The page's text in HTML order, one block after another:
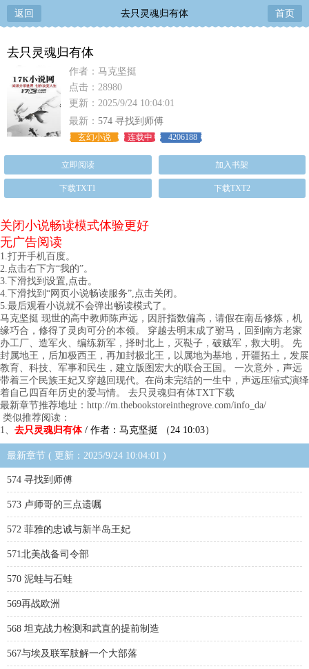
返回 去只灵魂归有体 首页
去只灵魂归有体
作者：马克坚挺
点击：28980
更新：2025/9/24 10:04:01
最新： 574 寻找到师傅
玄幻小说 连载中 4206188
立即阅读 加入书架
下载TXT1 下载TXT2
关闭小说畅读模式体验更好
无广告阅读
1.打开手机百度。
2.点击右下方“我的”。
3.下滑找到设置,点击。
4.下滑找到“网页小说畅读服务”,点击关闭。
5.最后观看小说就不会弹出畅读模式了。
马克坚挺 现世的高中教师陈声远，因肝指数偏高，请假在南岳修炼，机
缘巧合，修得了灵肉可分的本领。 穿越去明末成了驸马，回到南方老家
办工厂、造军火、编练新军，择时北上，灭鞑子，破贼军，救大明。 先
封属地王，后加极西王，再加封极北王，以属地为基地，开疆拓土，发展
教育、科技、军事和民生，建立版图宏大的联合王国。 一次意外，声远
带着三个民族王妃又穿越回现代。在尚未完结的一生中，声远压缩式演绎
着自己四百年历史的爱与情。 去只灵魂归有体TXT下载
最新章节推荐地址：http://m.thebookstoreinthegrove.com/info_da/
类似推荐阅读：
1、 去只灵魂归有体/ 作者：马克坚挺 （24 10:03）
最新章节 ( 更新：2025/9/24 10:04:01 )
574 寻找到师傅
573 卢师哥的三点遗嘱
572 菲雅的忠诚与新半岛王妃
571北美战备司令部
570 泥蛙与石蛙
569再战欧洲
568 坦克战力检测和武直的提前制造
567与埃及联军肢解一个大部落